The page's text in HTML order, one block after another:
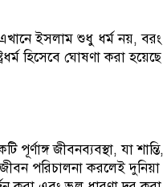
ইসলাম শুধু ধর্ম নয়, বরং
হিসেবে ঘোষণা করা
জীবনব্যবস্থা, যা
পরিচালনা করলেই